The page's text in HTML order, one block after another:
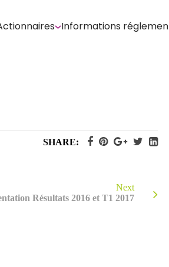
Informations
SHARE:
Next
Résultats 2016 et T1 2017